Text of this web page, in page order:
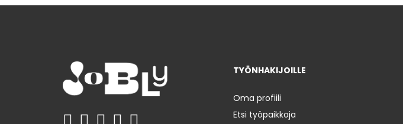
TYÖNHAKIJOILLE
Oma profiili
Etsi työpaikkoja